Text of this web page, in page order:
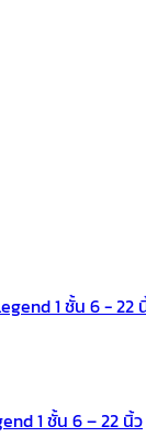
1 ชั้น 6 – 22 นิ้ว